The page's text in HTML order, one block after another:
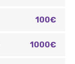
100€
1000€